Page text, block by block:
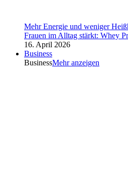
Mehr Energie und weniger
Frauen im Alltag stärkt: Whey
16. April 2026
Business
BusinessMehr anzeigen